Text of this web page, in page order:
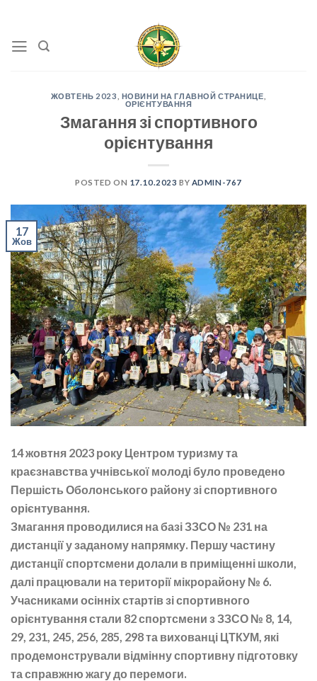
content
ЖОВТЕНЬ 2023 НОВИНИ НА ГЛАВНОЙ СТРАНИЦЕ
ОРІЄНТУВАННЯ
Змагання зі спортивного
орієнтування
POSTED ON 17.10.2023 BY ADMIN-767
17
Жов
14 жовтня 2023 року Центром туризму та
краєзнавства учнівської молоді було проведено
Першість Оболонського району зі спортивного
орієнтування.
Змагання проводилися на базі ЗЗСО № 231 на
дистанції у заданому напрямку. Першу частину
дистанції спортсмени долали в приміщенні школи,
далі працювали на території мікрорайону № 6.
Учасниками осінніх стартів зі спортивного
орієнтування стали 82 спортсмени з ЗЗСО № 8, 14,
29, 231, 245, 256, 285, 298 та вихованці ЦТКУМ, які
продемонстрували відмінну спортивну підготовку
та справжню жагу до перемоги.